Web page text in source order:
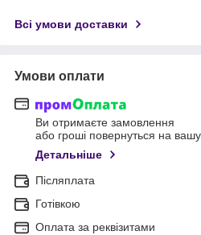
Всі умови доставки
Умови оплати
Ви отримаєте замовлення
або гроші повернуться на вашу
Детальніше
Післяплата
Готівкою
Оплата за реквізитами